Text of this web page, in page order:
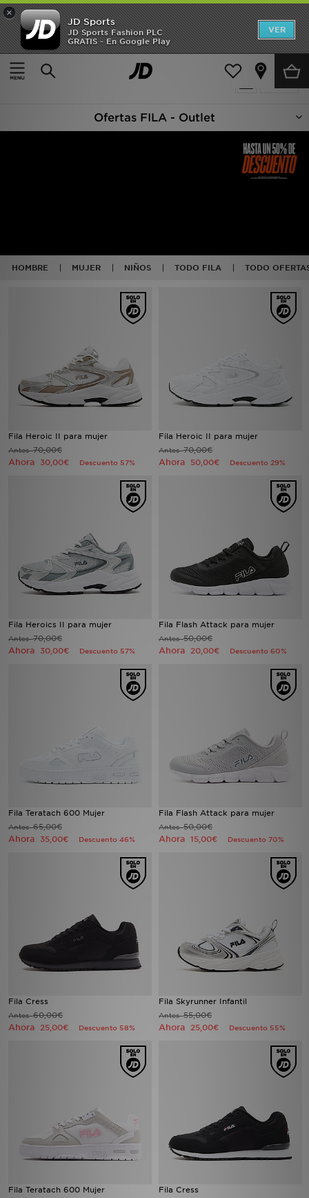
×
JD Sports
JD Sports Fashion PLC
GRATIS - En Google Play
VER
Página principal
Oferta | Fila
119 productos encontrados
Ofertas FILA - Outlet
HOMBRE MUJER NIÑOS TODO FILA TODO
Fila Heroic II para mujer
Antes70,00€
Ahora 30,00€ Descuento 57%
Fila Heroic II para mujer
Antes70,00€
Ahora 50,00€ Descuento 29%
Fila Heroics II para mujer
Antes70,00€
Ahora 30,00€ Descuento 57%
Fila Flash Attack para mujer
Antes50,00€
Ahora 20,00€ Descuento 60%
Fila Teratach 600 Mujer
Antes65,00€
Ahora 35,00€ Descuento 46%
Fila Flash Attack para mujer
Antes50,00€
Ahora 15,00€ Descuento 70%
Fila Cress
Antes60,00€
Ahora 25,00€ Descuento 58%
Fila Skyrunner Infantil
Antes55,00€
Ahora 25,00€ Descuento 55%
Fila Teratach 600 Mujer Fila Cress
Hombre
Mujer